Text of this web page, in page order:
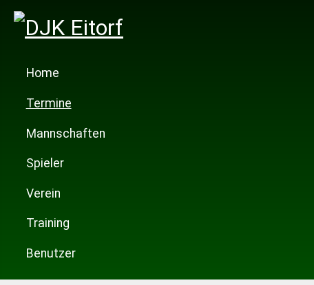
Home
Termine
Mannschaften
Spieler
Verein
Training
Benutzer